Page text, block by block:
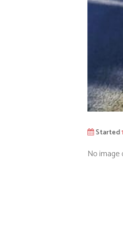
Started
No image